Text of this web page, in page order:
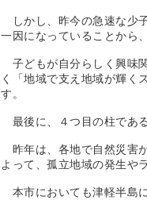
しかし、昨今の急速な少
一因になっていることから
子どもが自分らしく興味
く「地域で支え地域が輝く
す。
最後に、４つ目の柱であ
昨年は、各地で自然災害
よって、孤立地域の発生や
本市においても津軽半島